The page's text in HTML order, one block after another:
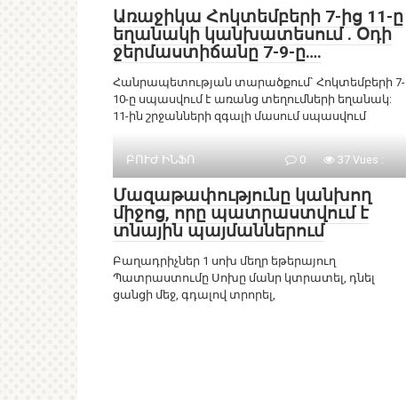
Առաջիկա Հոկտեմբերի 7-ից 11-ը
եղանակի կանխատեսում . Օդի
ջերմաստիճանը 7-9-ը….
Հանրապետության տարածքում` Հոկտեմբերի 7-
10-ը սպասվում է առանց տեղումների եղանակ:
11-ին շրջանների զգալի մասում սպասվում
ԲՈՒԺ ԻՆՖՈ 0 37 Vues :
Մազաթափությունը կանխող
միջոց, որը պատրաստվում է
տնային պայմաններում
Բաղադրիչներ 1 սոխ մեղր եթերայուղ
Պատրաստումը Սոխը մանր կտրատել, դնել
ցանցի մեջ, գդալով տրորել,